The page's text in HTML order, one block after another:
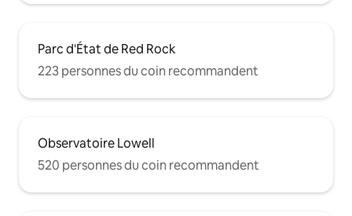
Parc d'État de Red Rock
223 personnes du coin recommandent
Observatoire Lowell
520 personnes du coin recommandent